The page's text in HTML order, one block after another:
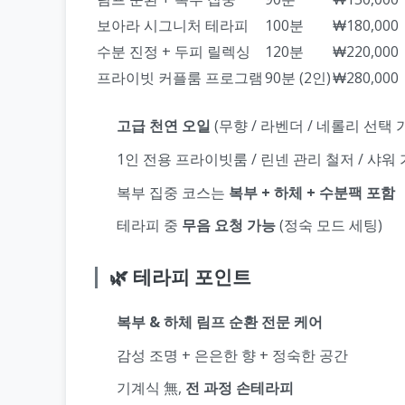
보아라 시그니처 테라피
100분
₩180,000
수분 진정 + 두피 릴렉싱
120분
₩220,000
프라이빗 커플룸 프로그램90분 (2인)₩280,000
고급 천연 오일 (무향 / 라벤더 / 네롤리 선택
1인 전용 프라이빗룸 / 린넨 관리 철저 / 샤워
복부 집중 코스는 복부 + 하체 + 수분팩 포함
테라피 중 무음 요청 가능(정숙 모드 세팅)
🌿 테라피 포인트
복부 & 하체 림프 순환 전문 케어
감성 조명 + 은은한 향 + 정숙한 공간
기계식 無, 전 과정 손테라피